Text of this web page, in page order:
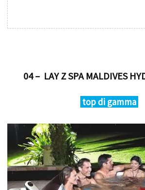
04 – LAY Z SPA MALDIVES
top di gamma